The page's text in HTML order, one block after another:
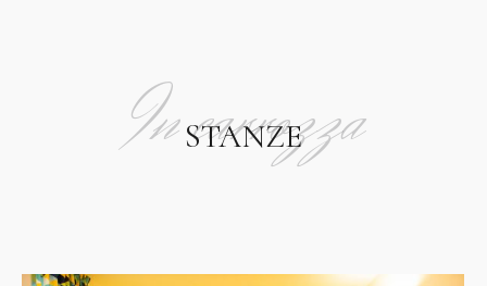
In carrozza
STANZE